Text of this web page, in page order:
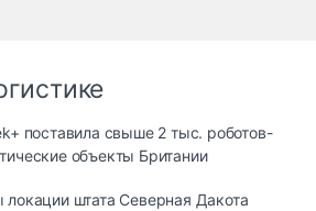
поставила свыше 2 тыс. роботов-
объекты Британии
локации штата Северная Дакота